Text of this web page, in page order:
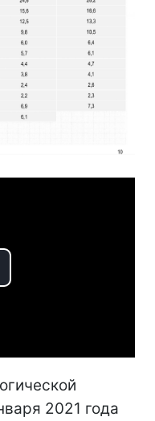
2021 года